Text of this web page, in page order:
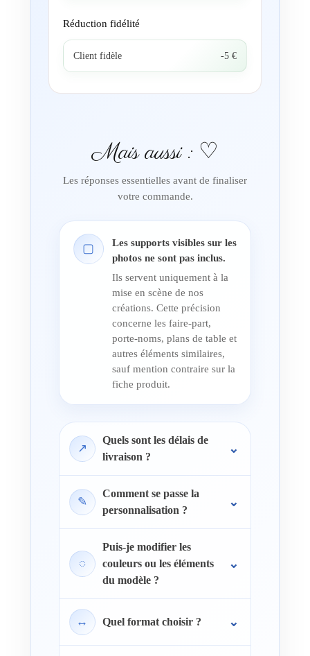
Réduction fidélité
Client fidèle -5 €
Mais aussi : ♡
Les réponses essentielles avant de finaliser
votre commande.
▢
Les supports visibles sur les
photos ne sont pas inclus.
Ils servent uniquement à la
mise en scène de nos
créations. Cette précision
concerne les faire-part,
porte-noms, plans de table et
autres éléments similaires,
sauf mention contraire sur la
fiche produit.
↗
Quels sont les délais de
livraison ?
✎
Comment se passe la
personnalisation ?
◌
Puis-je modifier les
couleurs ou les éléments
du modèle ?
↔ Quel format choisir ?